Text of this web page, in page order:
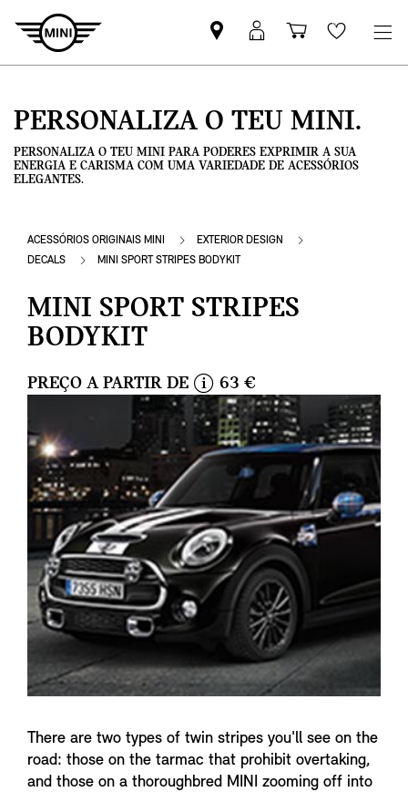
Pesquisar
parceiro
Iniciar
sessão
Carrinho
de
Wishlist
PERSONALIZA O TEU MINI.
PERSONALIZA O TEU MINI PARA PODERES EXPRIMIR A SUA
ENERGIA E CARISMA COM UMA VARIEDADE DE ACESSÓRIOS
ELEGANTES.
ACESSÓRIOS ORIGINAIS MINI
EXTERIOR DESIGN
DECALS
MINI SPORT STRIPES BODYKIT
MINI SPORT STRIPES
BODYKIT
PREÇO A PARTIR DE
i
n
f
o
63 €
There are two types of twin stripes you'll see on the
road: those on the tarmac that prohibit overtaking,
and those on a thoroughbred MINI zooming off into